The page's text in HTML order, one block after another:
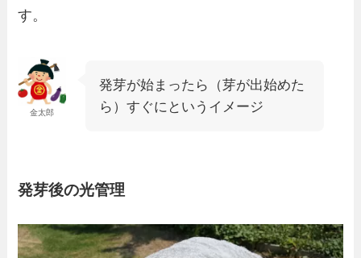
す。
金太郎
発芽が始まったら（芽が出始めた
ら）すぐにというイメージ
発芽後の光管理